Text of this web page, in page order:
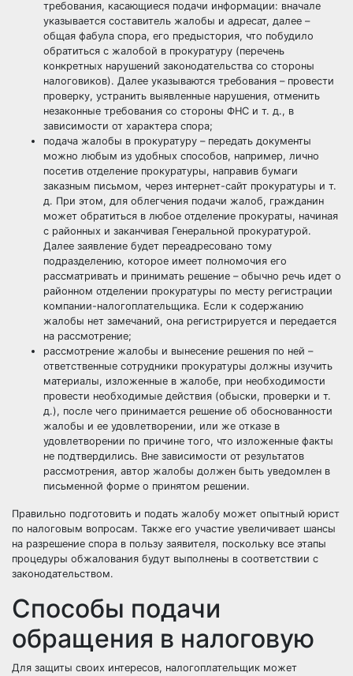
требования, касающиеся подачи информации: вначале
указывается составитель жалобы и адресат, далее –
общая фабула спора, его предыстория, что побудило
обратиться с жалобой в прокуратуру (перечень
конкретных нарушений законодательства со стороны
налоговиков). Далее указываются требования – провести
проверку, устранить выявленные нарушения, отменить
незаконные требования со стороны ФНС и т. д., в
зависимости от характера спора;
подача жалобы в прокуратуру – передать документы
можно любым из удобных способов, например, лично
посетив отделение прокуратуры, направив бумаги
заказным письмом, через интернет-сайт прокуратуры и т.
д. При этом, для облегчения подачи жалоб, гражданин
может обратиться в любое отделение прокураты, начиная
с районных и заканчивая Генеральной прокуратурой.
Далее заявление будет переадресовано тому
подразделению, которое имеет полномочия его
рассматривать и принимать решение – обычно речь идет о
районном отделении прокуратуры по месту регистрации
компании-налогоплательщика. Если к содержанию
жалобы нет замечаний, она регистрируется и передается
на рассмотрение;
рассмотрение жалобы и вынесение решения по ней –
ответственные сотрудники прокуратуры должны изучить
материалы, изложенные в жалобе, при необходимости
провести необходимые действия (обыски, проверки и т.
д.), после чего принимается решение об обоснованности
жалобы и ее удовлетворении, или же отказе в
удовлетворении по причине того, что изложенные факты
не подтвердились. Вне зависимости от результатов
рассмотрения, автор жалобы должен быть уведомлен в
письменной форме о принятом решении.
Правильно подготовить и подать жалобу может опытный юрист
по налоговым вопросам. Также его участие увеличивает шансы
на разрешение спора в пользу заявителя, поскольку все этапы
процедуры обжалования будут выполнены в соответствии с
законодательством.
Способы подачи
обращения в налоговую
Для защиты своих интересов, налогоплательщик может